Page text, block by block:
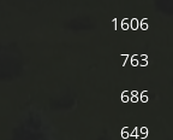
1606
763
686
649